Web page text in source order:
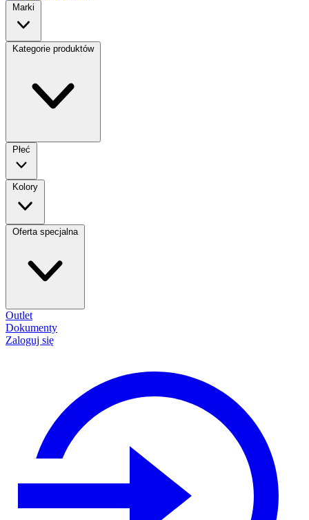
Marki
Kategorie produktów
Płeć
Kolory
Oferta specjalna
Outlet
Dokumenty
Zaloguj się